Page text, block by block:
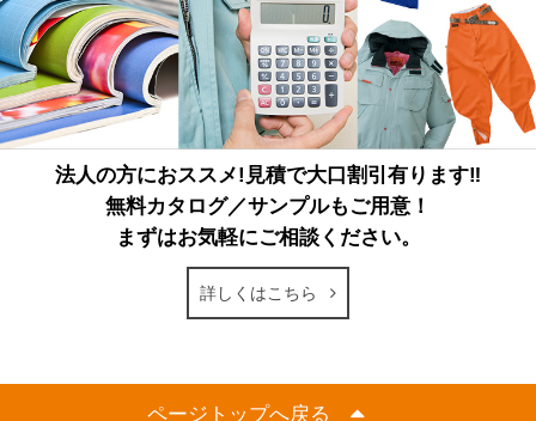
法人の方におススメ!見積で大口割引有ります‼
無料カタログ／サンプルもご用意！
まずはお気軽にご相談ください。
詳しくはこちら
ページトップへ戻る